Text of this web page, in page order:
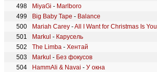
MiyaGi - Marlboro
Big Baby Tape - Balance
Mariah Carey -All I Want for Christmas Is You
Markul - Карусель
The Limba - Хентай
Markul - Без фокусов
HammAli & Navai - У окна